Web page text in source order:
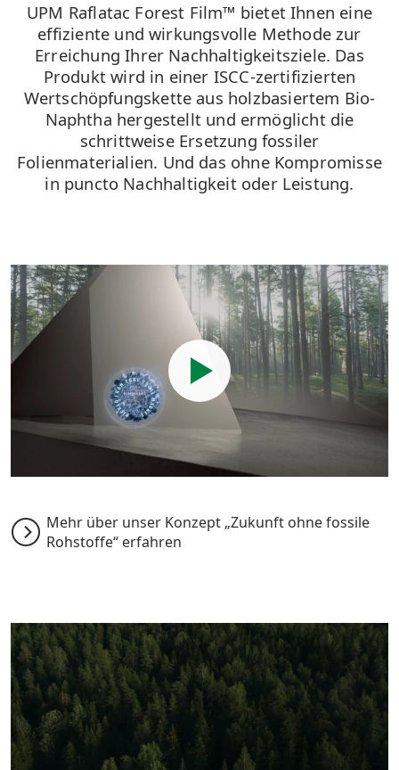
UPM Raflatac Forest Film™ bietet Ihnen eine
effiziente und wirkungsvolle Methode zur
Erreichung Ihrer Nachhaltigkeitsziele. Das
Produkt wird in einer ISCC-zertifizierten
Wertschöpfungskette aus holzbasiertem Bio-
Naphtha hergestellt und ermöglicht die
schrittweise Ersetzung fossiler
Folienmaterialien. Und das ohne Kompromisse
in puncto Nachhaltigkeit oder Leistung.
Mehr über unser Konzept „Zukunft ohne fossile
Rohstoffe“ erfahren